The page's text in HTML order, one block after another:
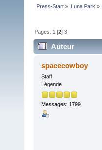
Press-Start » Luna Park »
Pages: 1 [2]3
Auteur
spacecowboy
Staff
Légende
Messages: 1799